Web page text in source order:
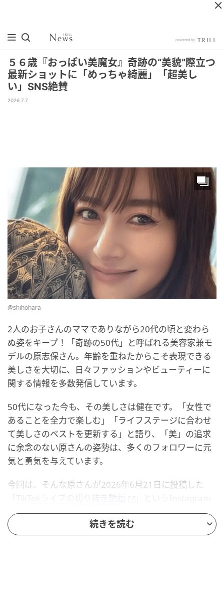
５６歳『おっぱい美魔女』奇跡の“美貌”際立つ
最新ショットに「めっちゃ綺麗」「超美し
い」SNS絶賛
2026.7.7
@shihohara
2人のお子さんのママでありながら20代の頃と変わら
ぬ姿をキープ！「奇跡の50代」と呼ばれる美容家兼モ
デルの原志保さん。年齢を重ねたからこそ表現できる
美しさを大切に、日々ファッションやビューティーに
関する情報を多数発信しています。
50代になった今も、その美しさは健在です。「女性で
あることを全力で楽しむ」「ライフステージに合わせ
て美しさのベストを更新する」と語り、「美」の追求
に余念のない原さんの姿勢は、多くのフォロワーに元
気と勇気を与えています。
今回は、そんな原さんが2026年6月21日に投稿した
のポストをご紹介します。
続きを読む